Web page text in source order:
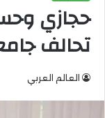
حجازي
تحالف
العالم العربي